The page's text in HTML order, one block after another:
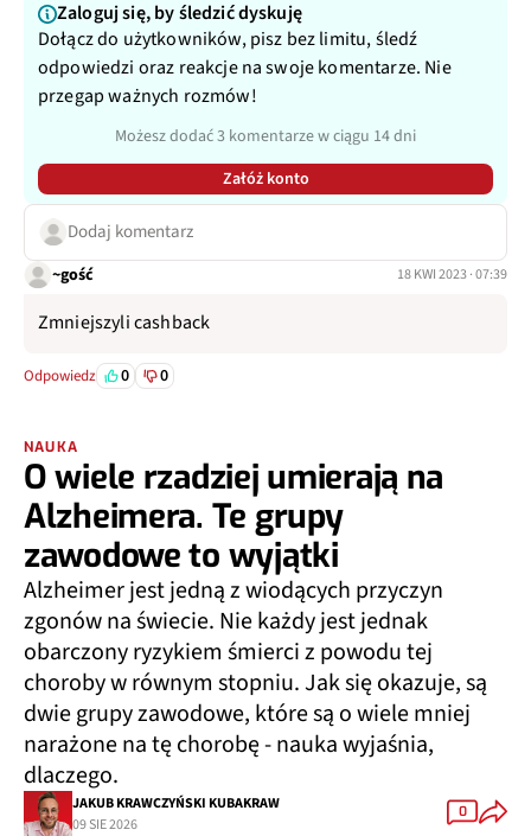
Zaloguj się, by śledzić dyskuję
Dołącz do użytkowników, pisz bez limitu, śledź
odpowiedzi oraz reakcje na swoje komentarze. Nie
przegap ważnych rozmów!
Możesz dodać 3 komentarze w ciągu 14 dni
Załóż konto
Dodaj komentarz
~gość 18 KWI 2023 · 07:39
Zmniejszyli cashback
Odpowiedz 0 0
NAUKA
O wiele rzadziej umierają na
Alzheimera. Te grupy
zawodowe to wyjątki
Alzheimer jest jedną z wiodących przyczyn
zgonów na świecie. Nie każdy jest jednak
obarczony ryzykiem śmierci z powodu tej
choroby w równym stopniu. Jak się okazuje, są
dwie grupy zawodowe, które są o wiele mniej
narażone na tę chorobę - nauka wyjaśnia,
dlaczego.
JAKUB KRAWCZYŃSKI KUBAKRAW
09 SIE 2026
0